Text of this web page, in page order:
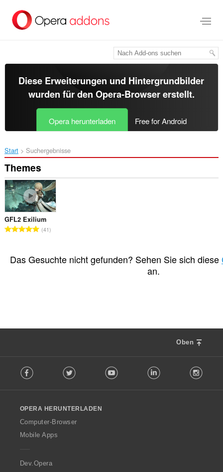
Hauptinhalt
springen
Diese Erweiterungen und Hintergrundbilder
wurden für den Opera-Browsererstellt.
Opera herunterladen Free for Android
Start Suchergebnisse
Themes
GFL2 Exilium
G
a
e
:
41
Das Gesuchte nicht gefunden? Sehen Sie sich diese
an.
Oben
o
w
O
p
a
Facebook Twitter Youtube LinkedIn
OPERA HERUNTERLADEN
Computer-Browser
Mobile Apps
Dev.Opera